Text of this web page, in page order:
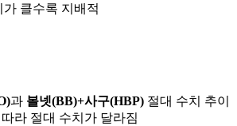
클수록 지배적
과 볼넷(BB)+사구(HBP) 절대 수치 추이
라 절대 수치가 달라짐